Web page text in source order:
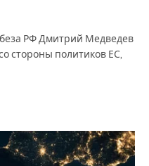
РФ Дмитрий Медведев
стороны политиков ЕС,